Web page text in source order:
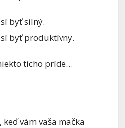
byť silný.
byť produktívny.
ticho príde…
vám vaša mačka